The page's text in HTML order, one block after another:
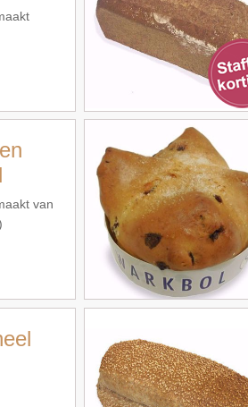
met
van
sesam
Snel bekijken
Snel bekijken